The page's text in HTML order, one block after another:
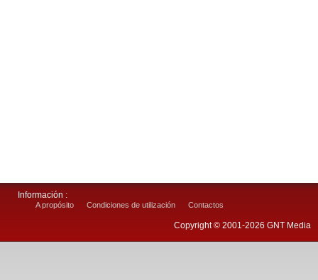
Información :
A propósito Condiciones de utilización Contactos
Copyright © 2001-2026 GNT Media